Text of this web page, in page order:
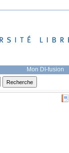
Mon DI-fusion